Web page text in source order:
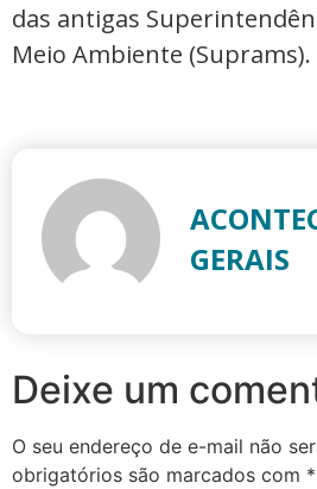
das antigas
Meio Ambiente (Suprams).
GERAIS
Deixe um
O seu endereço de e-mail não
obrigatórios são marcados com *